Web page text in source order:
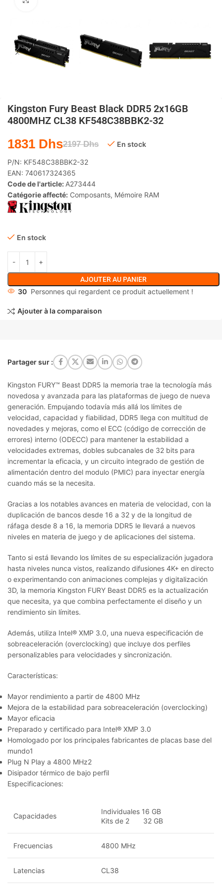
Kingston Fury Beast Black DDR5 2x16GB
4800MHZ CL38 KF548C38BBK2-32
2197Dhs
1831 Dhs En stock
P/N: KF548C38BBK2-32
EAN: 740617324365
Code de l'article: A273444
Catégorie affecté: Composants, Mémoire RAM
En stock
AJOUTER AU PANIER
30 Personnes qui regardent ce produit actuellement !
Ajouter à la comparaison
Partager sur :
Kingston FURY™ Beast DDR5 la memoria trae la tecnología más
novedosa y avanzada para las plataformas de juego de nueva
generación. Empujando todavía más allá los límites de
velocidad, capacidad y fiabilidad, DDR5 llega con multitud de
novedades y mejoras, como el ECC (código de corrección de
errores) interno (ODECC) para mantener la estabilidad a
velocidades extremas, dobles subcanales de 32 bits para
incrementar la eficacia, y un circuito integrado de gestión de
alimentación dentro del modulo (PMIC) para inyectar energía
cuando más se la necesita.
Gracias a los notables avances en materia de velocidad, con la
duplicación de bancos desde 16 a 32 y de la longitud de
ráfaga desde 8 a 16, la memoria DDR5 le llevará a nuevos
niveles en materia de juego y de aplicaciones del sistema.
Tanto si está llevando los límites de su especialización jugadora
hasta niveles nunca vistos, realizando difusiones 4K+ en directo
o experimentando con animaciones complejas y digitalización
3D, la memoria Kingston FURY Beast DDR5 es la actualización
que necesita, ya que combina perfectamente el diseño y un
rendimiento sin límites.
Además, utiliza Intel® XMP 3.0, una nueva especificación de
sobreaceleración (overclocking) que incluye dos perfiles
personalizables para velocidades y sincronización.
Características:
Mayor rendimiento a partir de 4800 MHz
Mejora de la estabilidad para sobreaceleración (overclocking)
Mayor eficacia
Preparado y certificado para Intel® XMP 3.0
Homologado por los principales fabricantes de placas base del
mundo1
Plug N Play a 4800 MHz2
Disipador térmico de bajo perfil
Especificaciones:
Capacidades
Individuales 16 GB
Kits de 2 32 GB
Frecuencias 4800 MHz
Latencias CL38